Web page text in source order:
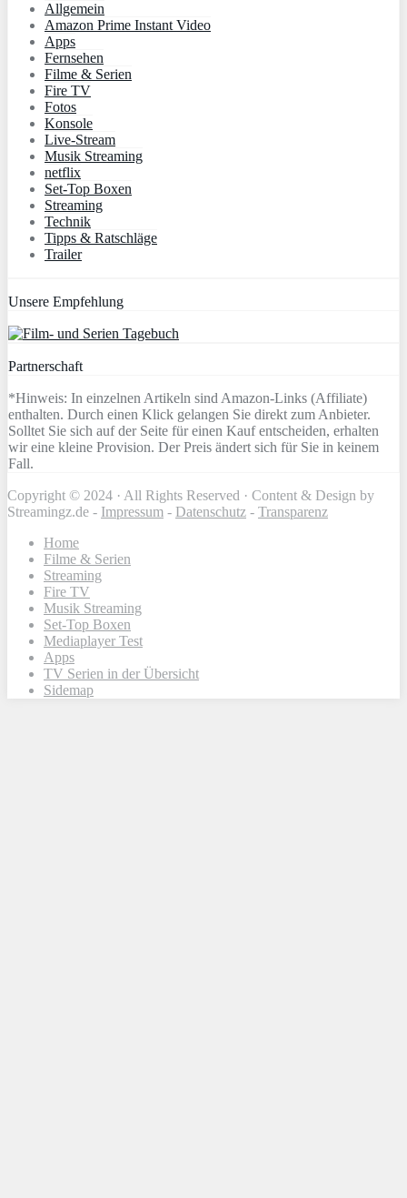
Allgemein
Amazon Prime Instant Video
Apps
Fernsehen
Filme & Serien
Fire TV
Fotos
Konsole
Live-Stream
Musik Streaming
netflix
Set-Top Boxen
Streaming
Technik
Tipps & Ratschläge
Trailer
Unsere Empfehlung
Partnerschaft
*Hinweis: In einzelnen Artikeln sind Amazon-Links (Affiliate)
enthalten. Durch einen Klick gelangen Sie direkt zum Anbieter.
Solltet Sie sich auf der Seite für einen Kauf entscheiden, erhalten
wir eine kleine Provision. Der Preis ändert sich für Sie in keinem
Fall.
Copyright © 2024 · All Rights Reserved · Content & Design by
Streamingz.de - Impressum - Datenschutz - Transparenz
Home
Filme & Serien
Streaming
Fire TV
Musik Streaming
Set-Top Boxen
Mediaplayer Test
Apps
TV Serien in der Übersicht
Sidemap